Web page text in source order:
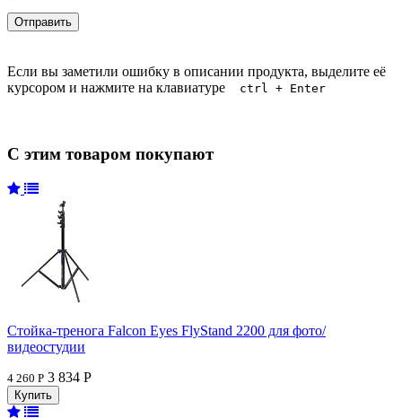
Если вы заметили ошибку в описании продукта, выделите её
курсором и нажмите на клавиатуре
ctrl + Enter
С этим товаром покупают
Стойка-тренога Falcon Eyes FlyStand 2200 для фото/
видеостудии
4 260 Р 3 834 Р